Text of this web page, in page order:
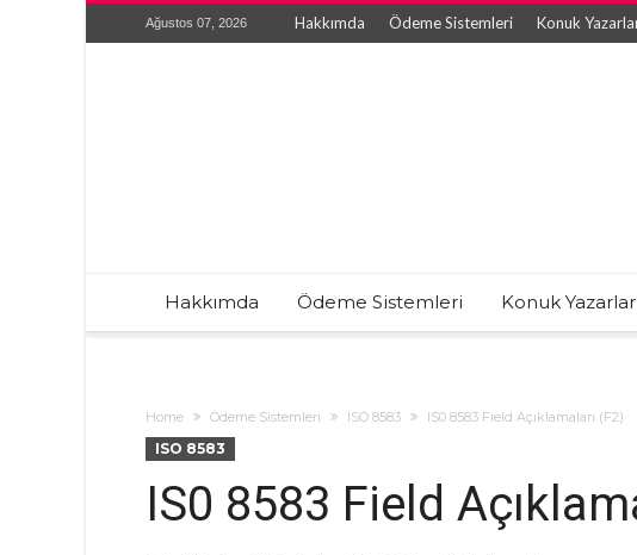
Ağustos 07, 2026 Hakkımda Ödeme Sistemleri Konuk
Hakkımda Ödeme Sistemleri Konuk Yazarlar
Home Ödeme Sistemleri ISO 8583 IS0 8583 Field Açıklamaları (F2)
ISO 8583
IS0 8583 Field